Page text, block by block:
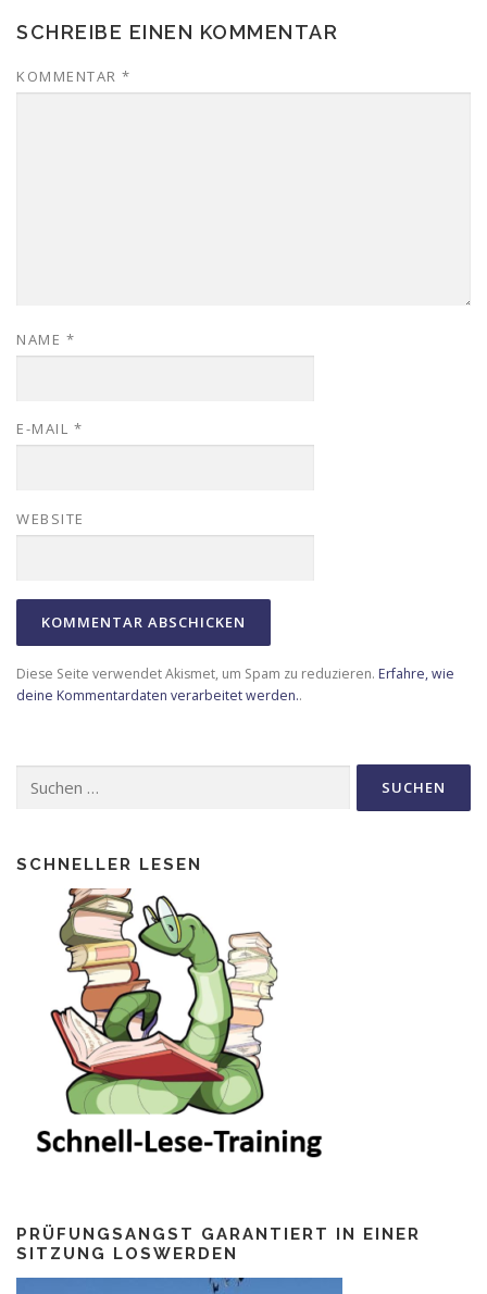
SCHREIBE EINEN KOMMENTAR
KOMMENTAR *
NAME *
E-MAIL *
WEBSITE
Diese Seite verwendet Akismet, um Spam zu reduzieren. Erfahre, wie
deine Kommentardaten verarbeitet werden..
nach:
SCHNELLER LESEN
PRÜFUNGSANGST GARANTIERT IN EINER
SITZUNG LOSWERDEN